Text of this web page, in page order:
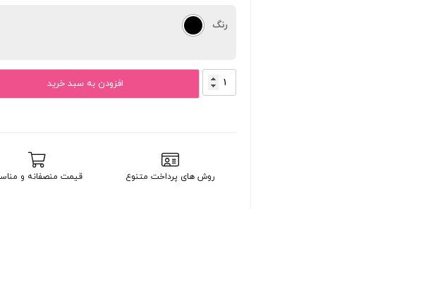
رنگ
پاوربانک
بودی
افزودن به سبد خرید
روش های پرداخت متنوع قیمت منصفانه و